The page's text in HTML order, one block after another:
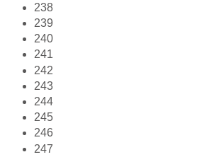
238
239
240
241
242
243
244
245
246
247